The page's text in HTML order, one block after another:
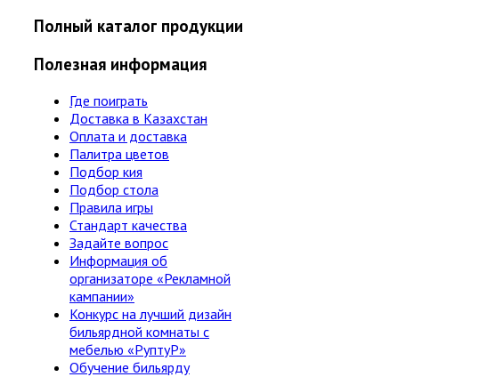
Полный каталог продукции
Полезная информация
Где поиграть
Доставка в Казахстан
Оплата и доставка
Палитра цветов
Подбор кия
Подбор стола
Правила игры
Стандарт качества
Задайте вопрос
Информация об
организаторе «Рекламной
кампании»
Конкурс на лучший дизайн
бильярдной комнаты с
мебелью «РуптуР»
Обучение бильярду